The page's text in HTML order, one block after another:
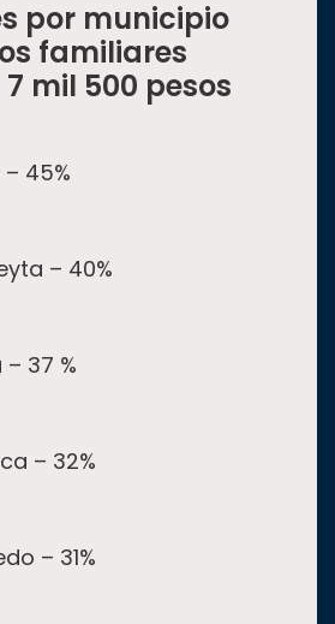
por municipio
familiares
mil 500 pesos
45%
– 40%
37 %
– 32%
– 31%